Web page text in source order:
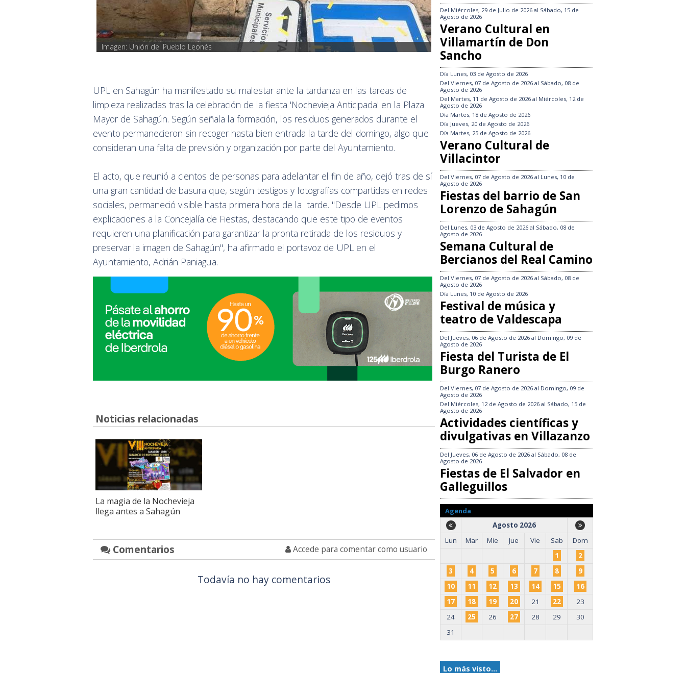
Imagen: Unión del Pueblo Leonés
UPL en Sahagún ha manifestado su malestar ante la tardanza en las tareas de
limpieza realizadas tras la celebración de la fiesta 'Nochevieja Anticipada' en la Plaza
Mayor de Sahagún. Según señala la formación, los residuos generados durante el
evento permanecieron sin recoger hasta bien entrada la tarde del domingo, algo que
consideran una falta de previsión y organización por parte del Ayuntamiento.
El acto, que reunió a cientos de personas para adelantar el fin de año, dejó tras de sí
una gran cantidad de basura que, según testigos y fotografías compartidas en redes
sociales, permaneció visible hasta primera hora de la tarde. "Desde UPL pedimos
explicaciones a la Concejalía de Fiestas, destacando que este tipo de eventos
requieren una planificación para garantizar la pronta retirada de los residuos y
preservar la imagen de Sahagún", ha afirmado el portavoz de UPL en el
Ayuntamiento, Adrián Paniagua.
Noticias relacionadas
La magia de la Nochevieja
llega antes a Sahagún
Comentarios Accede para comentar como usuario
Todavía no hay comentarios
Del Miércoles, 29 de Julio de 2026 al Sábado, 15 de
Agosto de 2026
Verano Cultural en
Villamartín de Don
Sancho
Día Lunes, 03 de Agosto de 2026
Del Viernes, 07 de Agosto de 2026 al Sábado, 08 de
Agosto de 2026
Del Martes, 11 de Agosto de 2026 al Miércoles, 12 de
Agosto de 2026
Día Martes, 18 de Agosto de 2026
Día Jueves, 20 de Agosto de 2026
Día Martes, 25 de Agosto de 2026
Verano Cultural de
Villacintor
Del Viernes, 07 de Agosto de 2026 al Lunes, 10 de
Agosto de 2026
Fiestas del barrio de San
Lorenzo de Sahagún
Del Lunes, 03 de Agosto de 2026 al Sábado, 08 de
Agosto de 2026
Semana Cultural de
Bercianos del Real Camino
Del Viernes, 07 de Agosto de 2026 al Sábado, 08 de
Agosto de 2026
Día Lunes, 10 de Agosto de 2026
Festival de música y
teatro de Valdescapa
Del Jueves, 06 de Agosto de 2026 al Domingo, 09 de
Agosto de 2026
Fiesta del Turista de El
Burgo Ranero
Del Viernes, 07 de Agosto de 2026 al Domingo, 09 de
Agosto de 2026
Del Miércoles, 12 de Agosto de 2026 al Sábado, 15 de
Agosto de 2026
Actividades científicas y
divulgativas en Villazanzo
Del Jueves, 06 de Agosto de 2026 al Sábado, 08 de
Agosto de 2026
Fiestas de El Salvador en
Galleguillos
Agenda
Agosto 2026
Lun
Mar Mie Jue Vie Sab
Dom
1
2
3
4 5 6 7 8
9
10
11 12 13 14 15
16
17
18 19 20 21 22
23
24
25 26 27 28 29
30
31
Lo más visto...